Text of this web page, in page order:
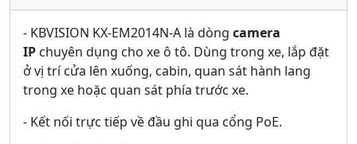
- KBVISION KX-EM2014N-A là dòng camera
IP chuyên dụng cho xe ô tô. Dùng trong xe, lắp đặt
ở vị trí cửa lên xuống, cabin, quan sát hành lang
trong xe hoặc quan sát phía trước xe.
- Kết nối trực tiếp về đầu ghi qua cổng PoE.